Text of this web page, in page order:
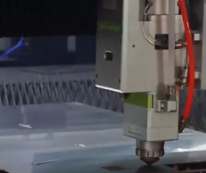
o tom profissional e